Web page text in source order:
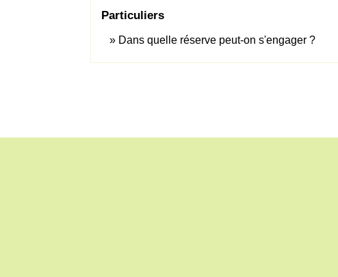
Particuliers
Dans quelle réserve peut-on s'engager ?